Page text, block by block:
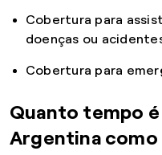
Cobertura para
doenças ou
Cobertura para
Quanto tempo
Argentina